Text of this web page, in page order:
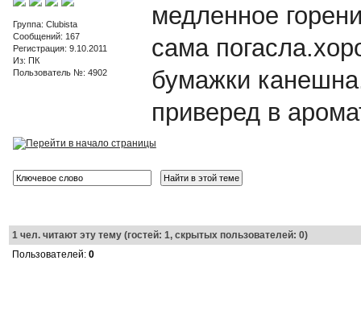
Группа: Clubista
Сообщений: 167
Регистрация: 9.10.2011
Из: ПК
Пользователь №: 4902
медленное
сама
бумажки
приверед в
1чел. читают эту тему (гостей: 1, скрытых пользователей: 0)
Пользователей: 0